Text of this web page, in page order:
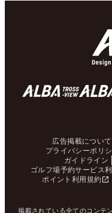
広告掲載について
プライバシーポリ
ガイドライン
ゴルフ場予約サービス
ポイント利用規約
掲載されている全てのコンテ